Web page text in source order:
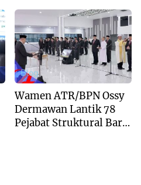
Peninggalan
Blog
Wamen ATR/BPN Ossy
Dermawan Lantik 78
Pejabat Struktural Baru